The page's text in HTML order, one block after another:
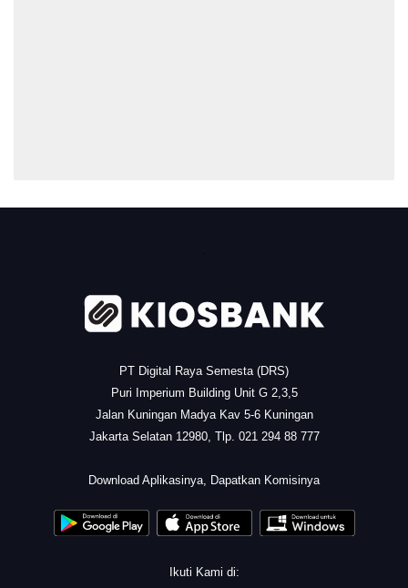
PT Digital Raya Semesta (DRS)
Puri Imperium Building Unit G 2,3,5
Jalan Kuningan Madya Kav 5-6 Kuningan
Jakarta Selatan 12980, Tlp. 021 294 88 777
Download Aplikasinya, Dapatkan Komisinya
Ikuti Kami di: